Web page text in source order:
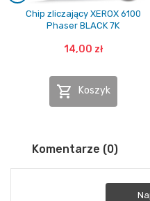
Chip zliczający XEROX 6100
Phaser BLACK 7K
14,00 zł
 Koszyk
Komentarze (0)